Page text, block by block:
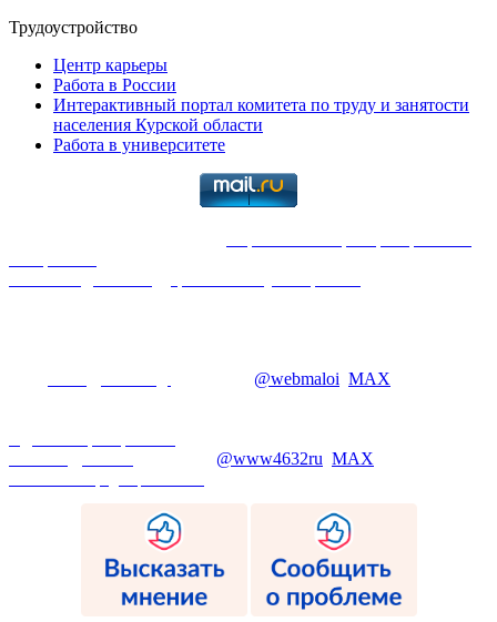
Трудоустройство
Центр карьеры
Работа в России
Интерактивный портал комитета по труду и занятости
населения Курской области
Работа в университете
@webmaloi MAX
@www4632ru MAX